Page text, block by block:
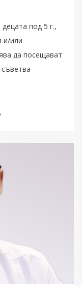
под 5 г.,
и/или
да посещават